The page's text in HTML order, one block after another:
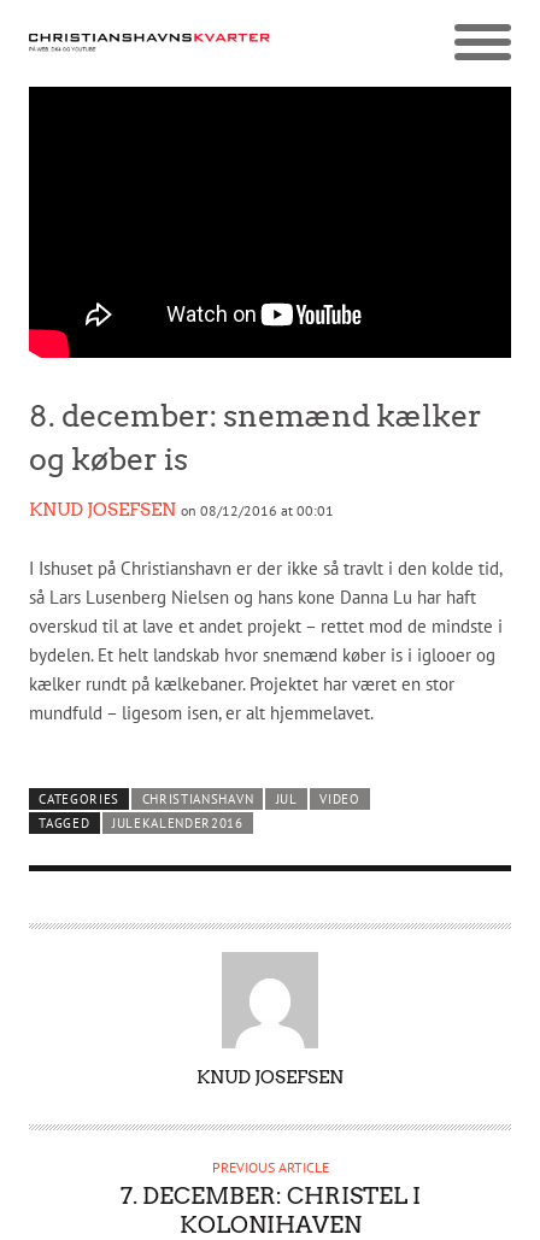
8. december: snemænd kælker
og køber is
KNUD JOSEFSEN on 08/12/2016 at 00:01
I Ishuset på Christianshavn er der ikke så travlt i den kolde tid,
så Lars Lusenberg Nielsen og hans kone Danna Lu har haft
overskud til at lave et andet projekt – rettet mod de mindste i
bydelen. Et helt landskab hvor snemænd køber is i iglooer og
kælker rundt på kælkebaner. Projektet har været en stor
mundfuld – ligesom isen, er alt hjemmelavet.
CATEGORIES CHRISTIANSHAVN JUL
VIDEO
TAGGED
JULEKALENDER2016
T
KNUD JOSEFSEN
PREVIOUS ARTICLE
7. DECEMBER: CHRISTEL I
KOLONIHAVEN